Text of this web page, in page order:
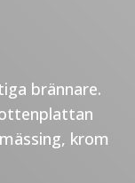
brännare.
krom